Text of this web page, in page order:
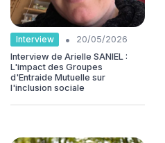
Interview •
20/05/2026
Interview de Arielle SANIEL :
L'impact des Groupes
d'Entraide Mutuelle sur
l'inclusion sociale